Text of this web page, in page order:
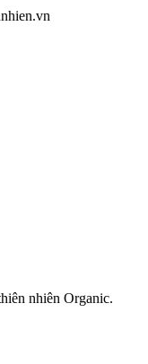
nhiên Organic.